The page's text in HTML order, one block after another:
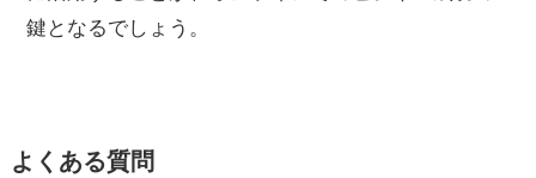
鍵となるでしょう。
よくある質問